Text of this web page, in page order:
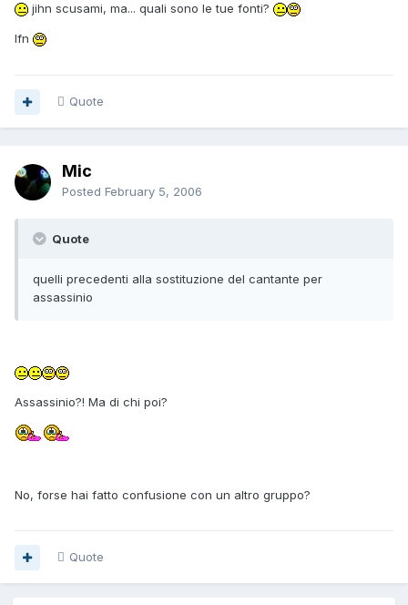
jihn scusami, ma... quali sono le tue fonti?
lfn
Quote
Mic
Posted February 5, 2006
Quote
quelli precedenti alla sostituzione del cantante per
assassinio
Assassinio?! Ma di chi poi?
No, forse hai fatto confusione con un altro gruppo?
Quote